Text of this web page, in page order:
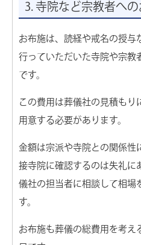
3. 寺院など宗教者への
お布施は、読経や戒名の授与
行っていただいた寺院や宗教
です。
この費用は葬儀社の見積もり
用意する必要があります。
金額は宗派や寺院との関係性
接寺院に確認するのは失礼に
儀社の担当者に相談して相場
す。
お布施も葬儀の総費用を考え